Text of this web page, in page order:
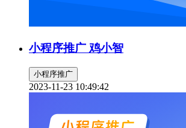
小程序推广 鸡小智
小程序推广
2023-11-23 10:49:42